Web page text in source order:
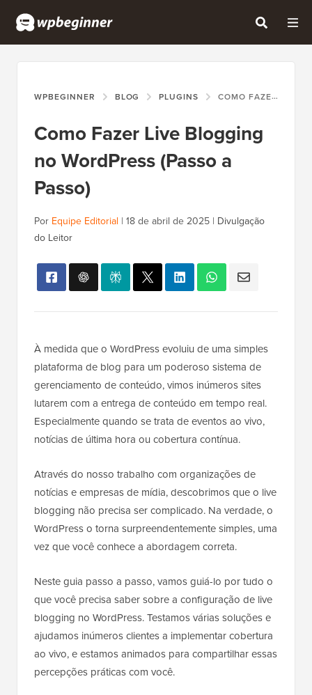
WPBEGINNER BLOG PLUGINS COMO FAZER LIVE BLOGGING NO WORDPRESS (PASSO A PASSO)
Como Fazer Live Blogging
no WordPress (Passo a
Passo)
Por Equipe Editorial | 18 de abril de 2025 | Divulgação
do Leitor
À medida que o WordPress evoluiu de uma simples
plataforma de blog para um poderoso sistema de
gerenciamento de conteúdo, vimos inúmeros sites
lutarem com a entrega de conteúdo em tempo real.
Especialmente quando se trata de eventos ao vivo,
notícias de última hora ou cobertura contínua.
Através do nosso trabalho com organizações de
notícias e empresas de mídia, descobrimos que o live
blogging não precisa ser complicado. Na verdade, o
WordPress o torna surpreendentemente simples, uma
vez que você conhece a abordagem correta.
Neste guia passo a passo, vamos guiá-lo por tudo o
que você precisa saber sobre a configuração de live
blogging no WordPress. Testamos várias soluções e
ajudamos inúmeros clientes a implementar cobertura
ao vivo, e estamos animados para compartilhar essas
percepções práticas com você.